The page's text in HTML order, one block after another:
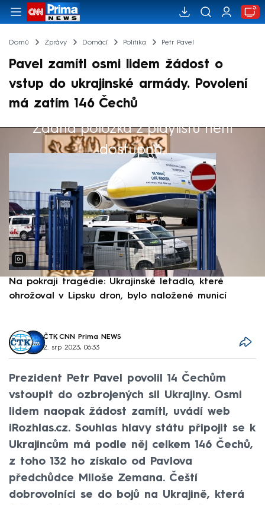
Domů Zprávy Domácí Politika Petr Pavel
Pavel zamítl osmi lidem žádost o
vstup do ukrajinské armády. Povolení
má zatím 146 Čechů
Žádná položka z playlistu není
dostupná.
Výběr redakce
Na pokraji tragédie: Ukrajinské letadlo, které
ohrožoval v Lipsku dron, bylo naložené municí
ČTK, CNN Prima NEWS
2. srp 2023, 06:33
Prezident Petr Pavel povolil 14 Čechům
vstoupit do ozbrojených sil Ukrajiny. Osmi
lidem naopak žádost zamítl, uvádí web
iRozhlas.cz. Souhlas hlavy státu připojit se k
Ukrajincům má podle něj celkem 146 Čechů,
z toho 132 ho získalo od Pavlova
předchůdce Miloše Zemana. Čeští
dobrovolníci se do bojů na Ukrajině, která